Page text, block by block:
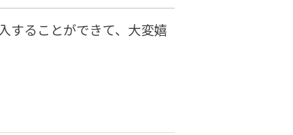
することができて、大変嬉